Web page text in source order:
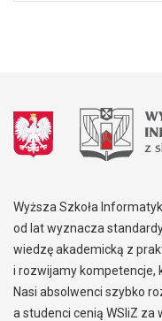
Wyższa Szkoła
od lat wyznacza
wiedzę akademicką z
i rozwijamy kompetencje,
Nasi absolwenci szybko
a studenci cenią WSIiZ za